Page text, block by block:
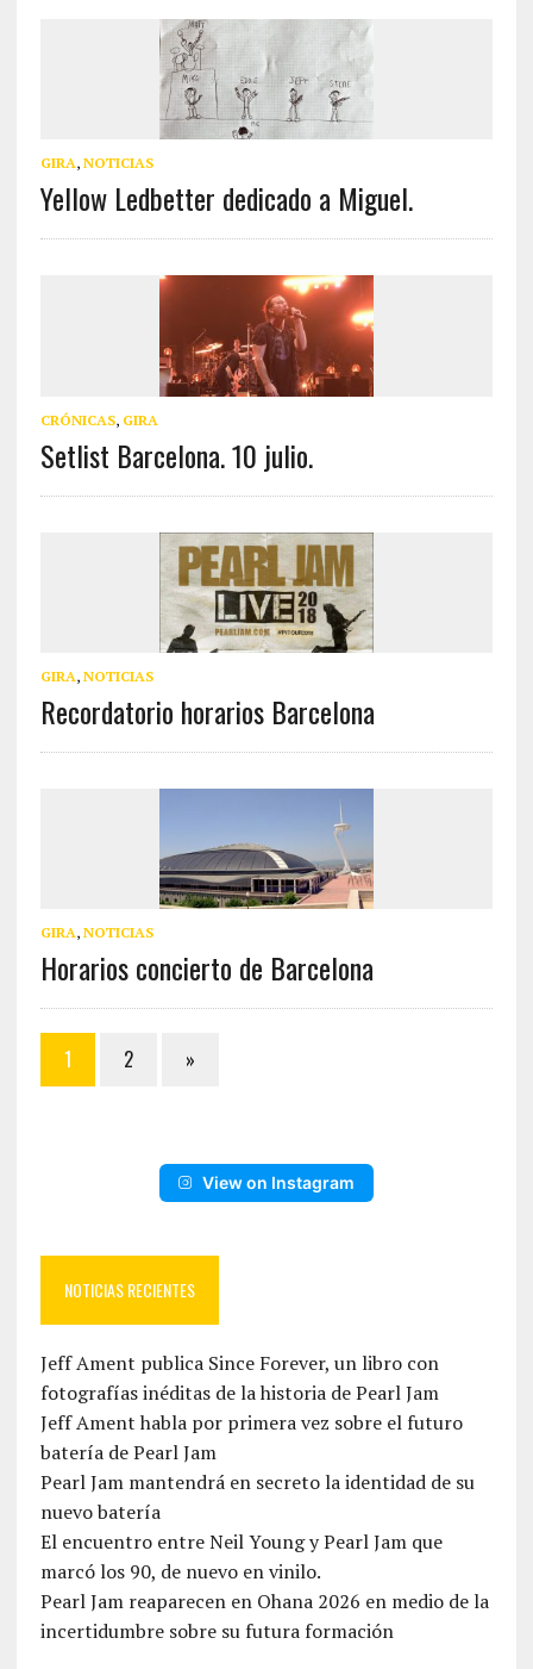
GIRA, NOTICIAS
Yellow Ledbetter dedicado a Miguel.
CRÓNICAS, GIRA
Setlist Barcelona. 10 julio.
GIRA, NOTICIAS
Recordatorio horarios Barcelona
GIRA, NOTICIAS
Horarios concierto de Barcelona
1 2 »
View on Instagram
NOTICIAS RECIENTES
Jeff Ament publica Since Forever, un libro con
fotografías inéditas de la historia de Pearl Jam
Jeff Ament habla por primera vez sobre el futuro
batería de Pearl Jam
Pearl Jam mantendrá en secreto la identidad de su
nuevo batería
El encuentro entre Neil Young y Pearl Jam que
marcó los 90, de nuevo en vinilo.
Pearl Jam reaparecen en Ohana 2026 en medio de la
incertidumbre sobre su futura formación